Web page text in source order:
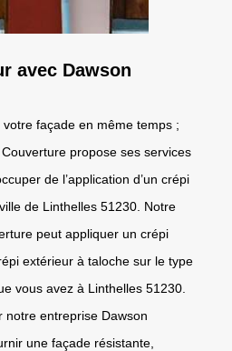
avec Dawson
façade en même temps ;
propose ses services
de l’application d’un crépi
de Linthelles 51230. Notre
peut appliquer un crépi
extérieur à taloche sur le type
vous avez à Linthelles 51230.
notre entreprise Dawson
une façade résistante,